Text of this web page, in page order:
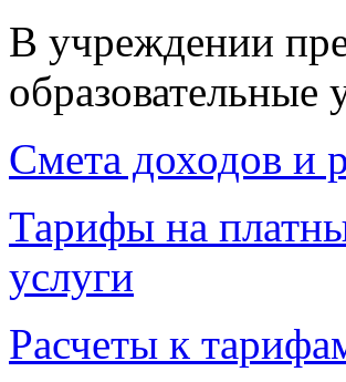
В учреждении
образовательные
Смета доходов и
Тарифы на
услуги
Расчеты к